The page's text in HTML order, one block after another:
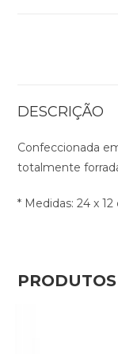
DESCRIÇÃO
Confeccionada
totalmente
* Medidas: 24 x 12